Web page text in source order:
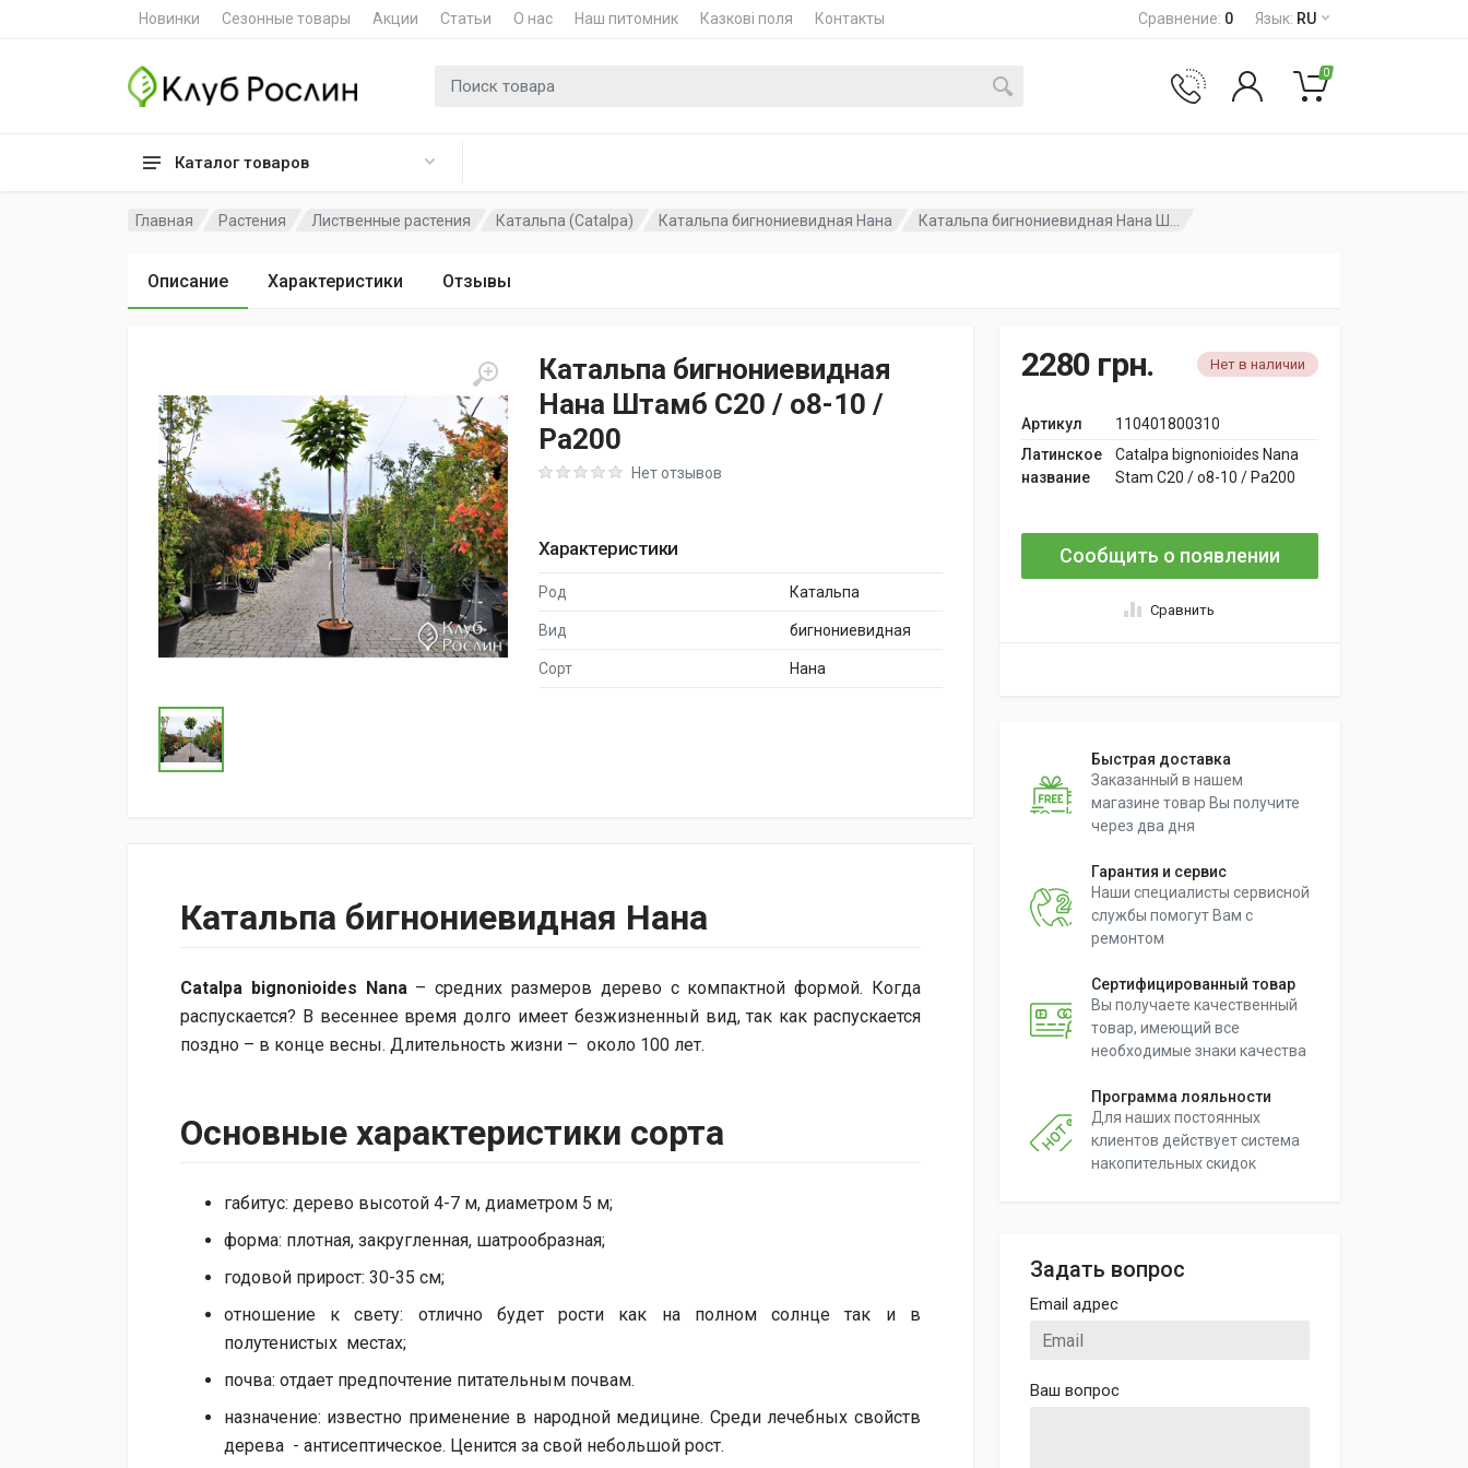
Новинки Сезонные товары Акции Статьи О нас Наш питомник Казкові поля Контакты Сравнение: 0 Язык: RU
Каталог товаров
Поиск для 0
Главная Растения Лиственные растения Катальпа (Catalpa) Катальпа бигнониевидная Нана Катальпа бигнониевидная Нана Ш...
Описание Характеристики Отзывы
Катальпа бигнониевидная
Нана Штамб C20 / o8-10 /
Pa200
Rating: 0 out of 5Нет отзывов
Характеристики
Род Катальпа
Вид бигнониевидная
Сорт Нана
2280 грн. Нет в наличии
Артикул
110401800310
Латинское
название
Catalpa bignonioides Nana
Stam C20 / o8-10 / Pa200
Сообщить о появлении
Сравнить
Быстрая доставка
Заказанный в нашем
магазине товар Вы получите
через два дня
Гарантия и сервис
Наши специалисты сервисной
службы помогут Вам с
ремонтом
Сертифицированный товар
Вы получаете качественный
товар, имеющий все
необходимые знаки качества
Программа лояльности
Для наших постоянных
клиентов действует система
накопительных скидок
Задать вопрос
Email адрес
Ваш вопрос
Катальпа бигнониевидная Нана
Catalpa bignonioides Nana– средних размеров дерево с компактной формой. Когда
распускается? В весеннее время долго имеет безжизненный вид, так как распускается
поздно – в конце весны. Длительность жизни – около 100 лет.
Основные характеристики сорта
габитус: дерево высотой 4-7 м, диаметром 5 м;
форма: плотная, закругленная, шатрообразная;
годовой прирост: 30-35 см;
отношение к свету: отлично будет рости как на полном солнце так и в
полутенистых местах;
почва: отдает предпочтение питательным почвам.
назначение: известно применение в народной медицине. Среди лечебных свойств
дерева - антисептическое. Ценится за свой небольшой рост.